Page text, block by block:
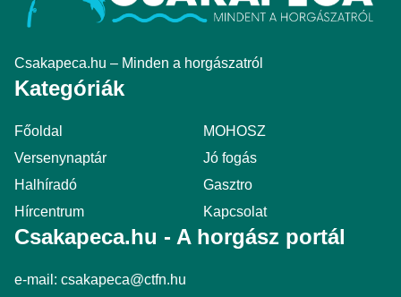
Csakapeca.hu – Minden a horgászatról
Kategóriák
Főoldal
MOHOSZ
Versenynaptár
Jó fogás
Halhíradó
Gasztro
Hírcentrum
Kapcsolat
Csakapeca.hu - A horgász portál
e-mail: csakapeca@ctfn.hu